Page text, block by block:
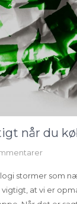
når du
stormer som
at vi er